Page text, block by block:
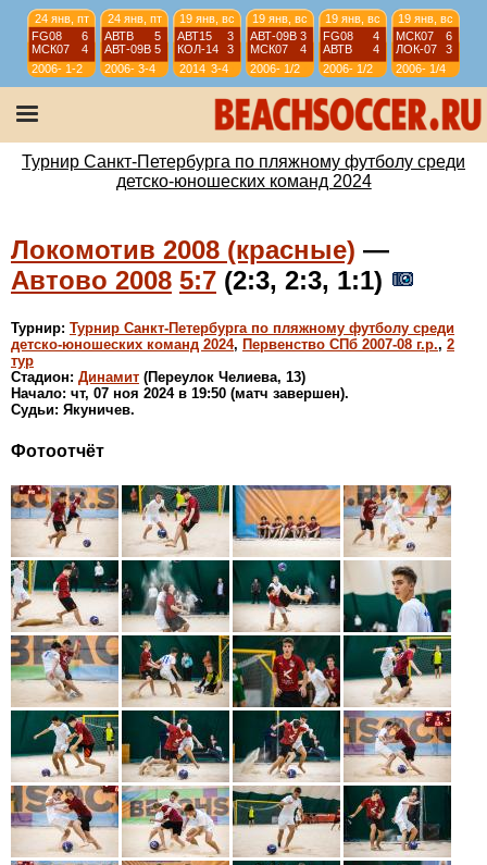
24 янв, пт
FG08
6
МСК07
4
2006-
07
1-2
24 янв, пт
АВТВ
5
АВТ-09B 5
2006-
07
3-4
19 янв, вс
АВТ15
3
КОЛ-14
3
2014 3-4
19 янв, вс
АВТ-09B 3
МСК07
4
2006-
07
1/2
19 янв, вс
FG08
4
АВТВ
4
2006-
07
1/2
19 янв, вс
МСК07
6
ЛОК-07
3
2006-
07
1/4
07
12 янв, вс
АВТ-09B 6
ЛИС08
4
07
12 янв, вс
ИСКР-07 5
СШЛ08R 3
07
12 янв, вс
ИС-08
1
МСК08
4
07
Турнир Санкт-Петербурга по пляжному футболу среди
детско-юношеских команд 2024
Локомотив 2008 (красные) —
Автово 2008 5:7 (2:3, 2:3, 1:1)
Турнир: Турнир Санкт-Петербурга по пляжному футболу среди
детско-юношеских команд 2024, Первенство СПб 2007-08 г.р., 2
тур
Стадион: Динамит (Переулок Челиева, 13)
Начало: чт, 07 ноя 2024 в 19:50 (матч завершен).
Судьи: Якуничев.
Фотоотчёт